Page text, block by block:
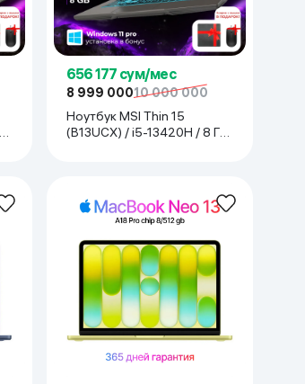
656 177 сум/мес
8 999 00010 000 000
Ноутбук MSI Thin 15
(B13UCX) / i5-13420H / 8 ГБ